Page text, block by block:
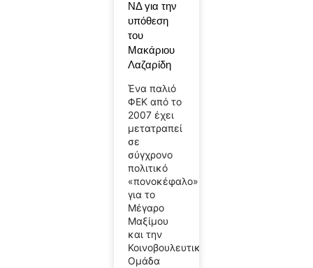
ΝΔ για την
υπόθεση
του
Μακάριου
Λαζαρίδη
Ένα παλιό
ΦΕΚ από το
2007 έχει
μετατραπεί
σε
σύγχρονο
πολιτικό
«πονοκέφαλο»
για το
Μέγαρο
Μαξίμου
και την
Κοινοβουλευτική
Ομάδα